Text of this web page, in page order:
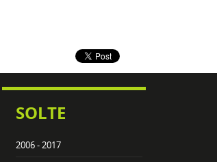
SOLTE
2006 - 2017